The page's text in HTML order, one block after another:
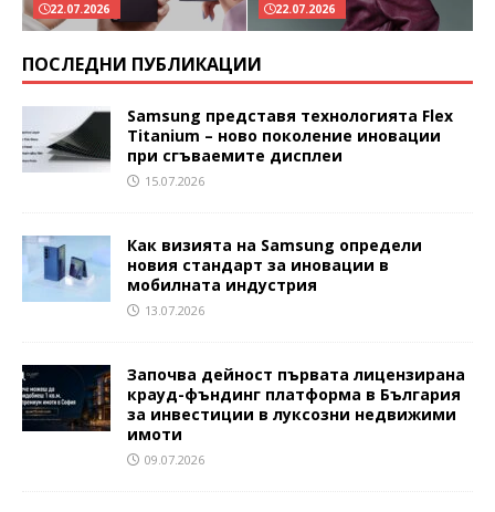
22.07.2026 22.07.2026
ПОСЛЕДНИ ПУБЛИКАЦИИ
Samsung представя технологията Flex
Titanium – ново поколение иновации
при сгъваемите дисплеи
15.07.2026
Как визията на Samsung определи
новия стандарт за иновации в
мобилната индустрия
13.07.2026
Започва дейност първата лицензирана
крауд-фъндинг платформа в България
за инвестиции в луксозни недвижими
имоти
09.07.2026